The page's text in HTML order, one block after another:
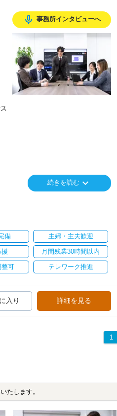
ったと感じています。
mic_none 事務所インタビューへ
続きを読む keyboard_arrow_down
備 主婦・主夫歓迎
月間残業30時間以内
可 テレワーク推進
詳細を見る
入り
1
たします。